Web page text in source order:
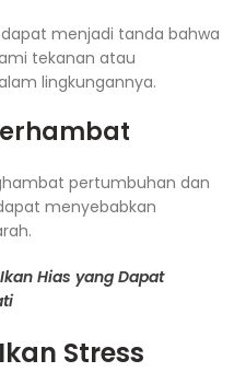
menjadi tanda bahwa
tekanan atau
lingkungannya.
pertumbuhan dan
menyebabkan
Hias yang Dapat
Stress